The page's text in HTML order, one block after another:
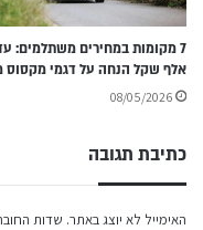
אלף שקל הנחה על דגמי מקסוס
08/05/2026
כתיבת תגובה
האימייל לא יוצג באתר. שדות